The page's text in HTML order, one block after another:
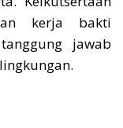
kerja bakti
jawab